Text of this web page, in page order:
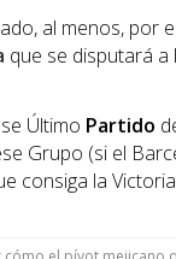
al menos, por
que se disputará a
Último Partido
Grupo (si el
consiga la